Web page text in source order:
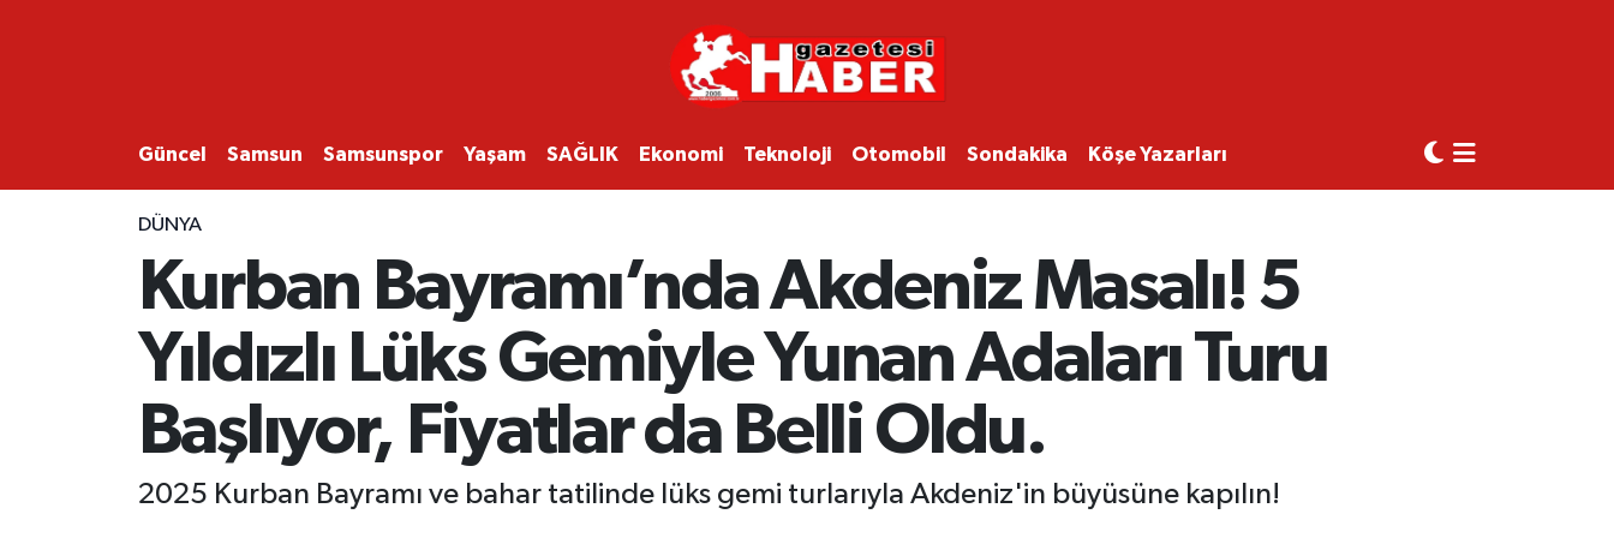
Güncel Samsun Samsunspor Yaşam SAĞLIK Ekonomi Teknoloji Otomobil Sondakika Köşe Yazarları
DÜNYA
Kurban Bayramı’nda Akdeniz Masalı! 5
Yıldızlı Lüks Gemiyle Yunan Adaları Turu
Başlıyor, Fiyatlar da Belli Oldu.
2025 Kurban Bayramı ve bahar tatilinde lüks gemi turlarıyla Akdeniz'in büyüsüne kapılın!
SAMSUN
SAMSUNSPOR
EKONOMİ
YAŞAM